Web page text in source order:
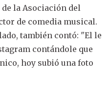
la Asociación del
de comedia musical.
también contó: "El le
contándole que
hoy subió una foto